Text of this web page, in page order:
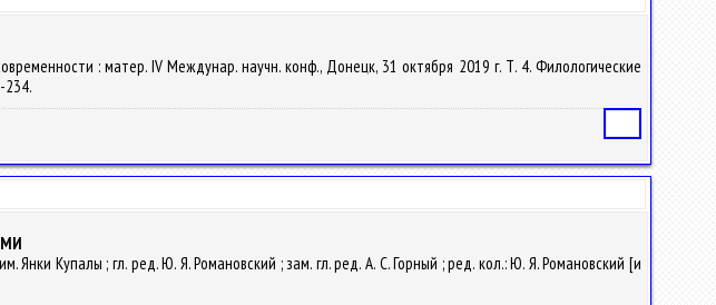
: матер. IV Междунар. научн. конф., Донецк, 31 октября 2019 г. Т. 4. Филологические
234.
Янки Купалы ; гл. ред. Ю. Я. Романовский ; зам. гл. ред. А. С. Горный ; ред. кол.: Ю. Я. Романовский [и